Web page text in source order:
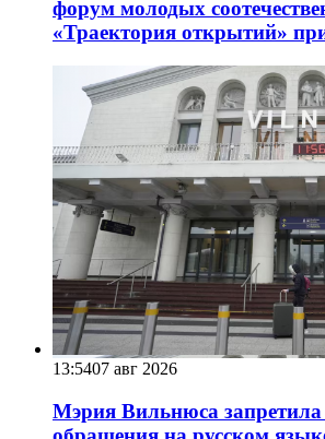
форум молодых
«Траектория открытий»
13:5407 авг 2026
Мэрия Вильнюса